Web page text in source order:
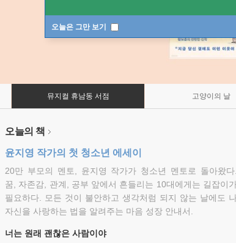
오늘은 그만 보기
뮤지컬 휴남동 서점 고양이의 날
오늘의 책
윤지영 작가의 첫 청소년 에세이
20만 부모의 멘토, 윤지영 작가가 청소년 멘토로 돌아왔다.
꿈, 자존감, 관계, 공부 앞에서 흔들리는 10대에게는 길잡이
필요하다. 모든 것이 불안하고 생각처럼 되지 않는 날에도
자신을 사랑하는 법을 알려주는 마음 성장 안내서.
너는 원래 괜찮은 사람이야